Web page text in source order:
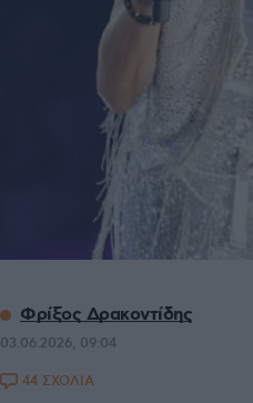
Φρίξος Δρακοντίδης
03.06.2026, 09:04
44 ΣΧΟΛΙΑ